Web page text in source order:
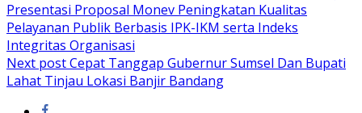
Presentasi Proposal Monev Peningkatan Kualitas
Pelayanan Publik Berbasis IPK-IKM serta Indeks
Integritas Organisasi
Next postCepat Tanggap Gubernur Sumsel Dan Bupati
Lahat Tinjau Lokasi Banjir Bandang